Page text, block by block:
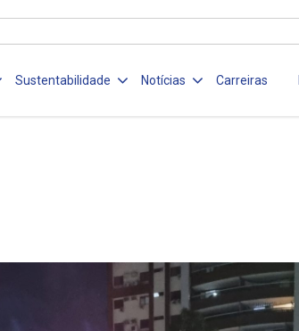
Sustentabilidade Notícias Carreiras